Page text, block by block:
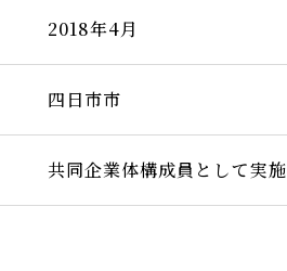
2018年4月
四日市市
共同企業体構成員として実施